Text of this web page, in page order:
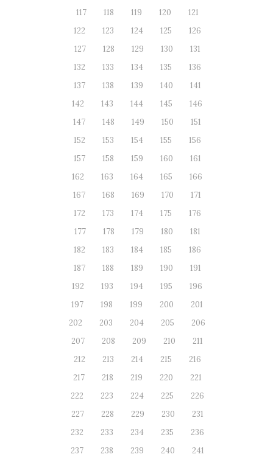
117
118 119 120
121
122
123 124 125
126
127
128 129 130
131
132
133 134 135
136
137
138 139 140
141
142
143 144 145
146
147
148 149 150
151
152
153 154 155
156
157
158 159 160
161
162
163 164 165
166
167
168 169 170
171
172
173 174 175
176
177
178 179 180
181
182
183 184 185
186
187
188 189 190
191
192
193 194 195
196
197
198 199 200
201
202
203 204 205
206
207
208 209 210
211
212
213 214 215
216
217
218 219 220
221
222
223 224 225
226
227
228 229 230
231
232
233 234 235
236
237
238 239 240
241